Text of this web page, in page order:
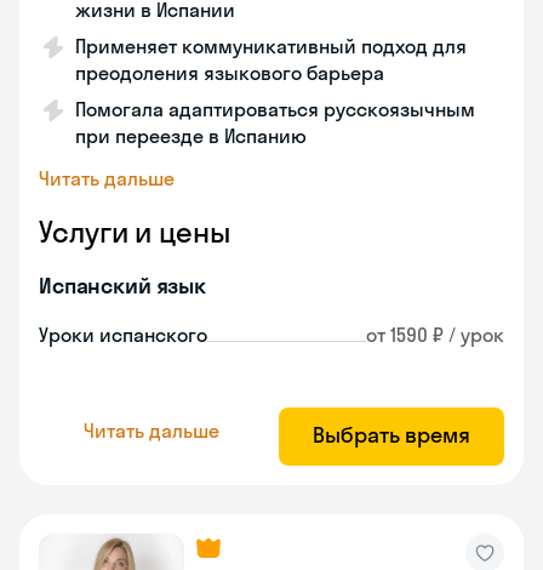
жизни в Испании
Применяет коммуникативный подход для
преодоления языкового барьера
Помогала адаптироваться русскоязычным
при переезде в Испанию
Читать дальше
Услуги и цены
Испанский язык
Уроки испанского от 1590 ₽ / урок
Читать дальше Выбрать время